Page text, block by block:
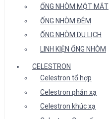
ỐNG NHÒM MỘT MẮT
ỐNG NHÒM ĐÊM
ỐNG NHÒM DU LỊCH
LINH KIỆN ỐNG NHÒM
CELESTRON
Celestron tổ hợp
Celestron phản xạ
Celestron khúc xạ